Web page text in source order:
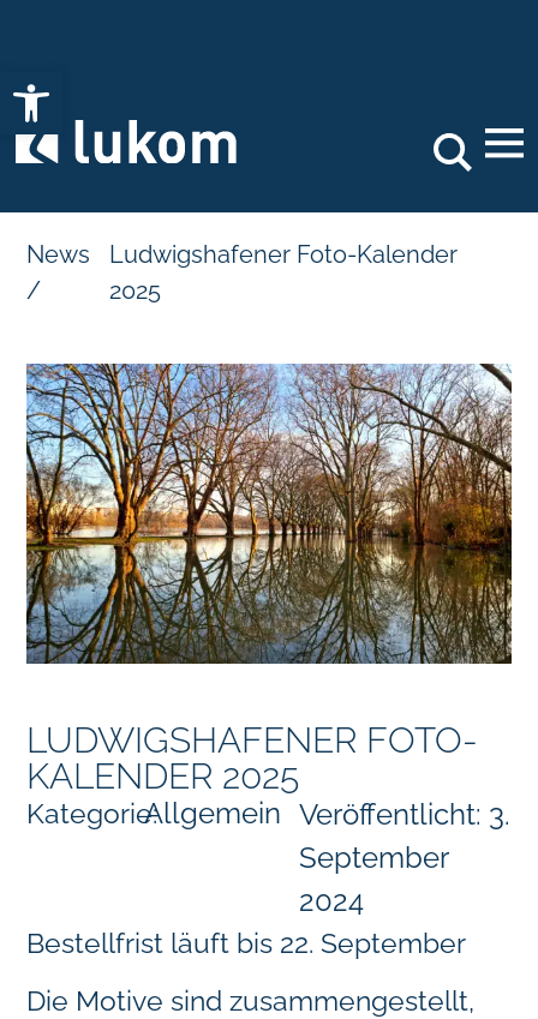
Open toolbar
Search
News
/
Ludwigshafener Foto-Kalender
2025
LUDWIGSHAFENER FOTO-
KALENDER 2025
Kategorie:Allgemein Veröffentlicht: 3.
September
2024
Bestellfrist läuft bis 22. September
Die Motive sind zusammengestellt,